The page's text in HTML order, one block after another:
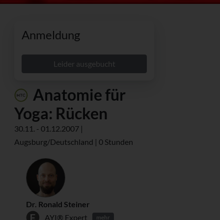
Anmeldung
Leider ausgebucht
Anatomie für
Yoga: Rücken
30.11. - 01.12.2007 |
Augsburg/Deutschland | 0 Stunden
Dr. Ronald Steiner
AYI® Expert
mehr